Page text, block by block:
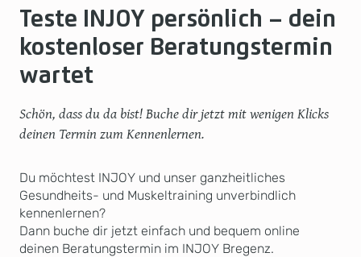
Teste INJOY persönlich – dein
kostenloser Beratungstermin
wartet
Schön, dass du da bist! Buche dir jetzt mit wenigen Klicks
deinen Termin zum Kennenlernen.
Du möchtest INJOY und unser ganzheitliches
Gesundheits- und Muskeltraining unverbindlich
kennenlernen?
Dann buche dir jetzt einfach und bequem online
deinen Beratungstermin im INJOY Bregenz.